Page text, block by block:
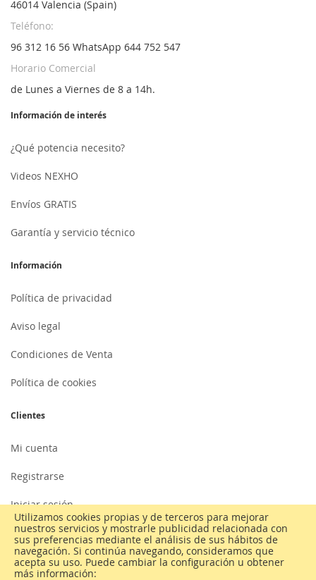
Utilizamos cookies propias y de terceros para mejorar
nuestros servicios y mostrarle publicidad relacionada con
sus preferencias mediante el análisis de sus hábitos de
navegación. Si continúa navegando, consideramos que
acepta su uso. Puede cambiar la configuración u obtener
más información:
46014 Valencia (Spain)
Teléfono:
96 312 16 56 WhatsApp 644 752 547
Horario Comercial
de Lunes a Viernes de 8 a 14h.
Información de interés
¿Qué potencia necesito?
Videos NEXHO
Envíos GRATIS
Garantía y servicio técnico
Información
Política de privacidad
Aviso legal
Condiciones de Venta
Política de cookies
Clientes
Mi cuenta
Registrarse
Iniciar sesión
Atención al cliente
Contactar